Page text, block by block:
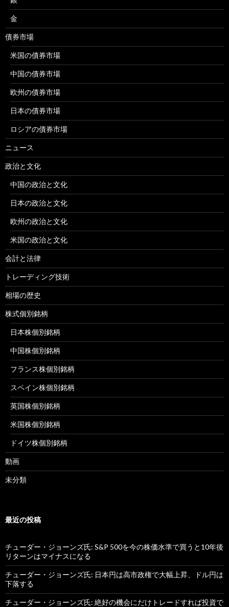
金
債券市場
米国の債券市場
中国の債券市場
欧州の債券市場
日本の債券市場
ロシアの債券市場
ニュース
政治と文化
中国の政治と文化
日本の政治と文化
欧州の政治と文化
米国の政治と文化
会計と法律
トレーディング技術
相場の歴史
株式個別銘柄
日本株個別銘柄
中国株個別銘柄
フランス株個別銘柄
スペイン株個別銘柄
英国株個別銘柄
米国株個別銘柄
ドイツ株個別銘柄
動画
未分類
最近の投稿
チューダー・ジョーンズ氏: S&P 500を今の株価水準で買うと10年後
リターンはマイナスになる
チューダー・ジョーンズ氏: 日本円は高市政権で大幅上昇、ドル円は
下落する
チューダー・ジョーンズ氏: 絶好の機会にだけトレードすれば投資で